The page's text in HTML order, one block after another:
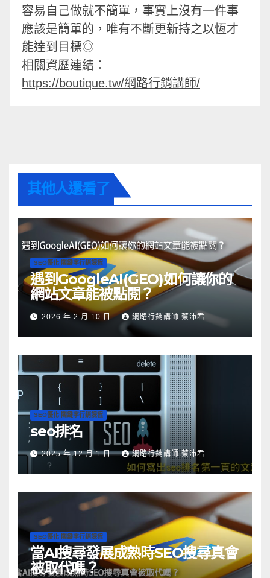
容易自己做就不簡單，事實上沒有一件事
應該是簡單的，唯有不斷更新持之以恆才
能達到目標◎
相關資歷連結：
https://boutique.tw/網路行銷講師/
其他人還看了
SEO優化 關鍵字行銷課程
遇到GoogleAI(GEO)如何讓你的
網站文章能被點閱？
2026 年 2 月 10 日 網路行銷講師 蔡沛君
SEO優化 關鍵字行銷課程
seo排名
2025 年 12 月 1 日 網路行銷講師 蔡沛君
SEO優化 關鍵字行銷課程
當AI搜尋發展成熟時SEO搜尋真會
被取代嗎？